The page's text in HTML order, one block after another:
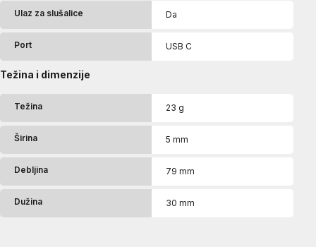
Ulaz za slušalice Da
Port USB C
Težina i dimenzije
Težina 23 g
Širina 5 mm
Debljina 79 mm
Dužina 30 mm